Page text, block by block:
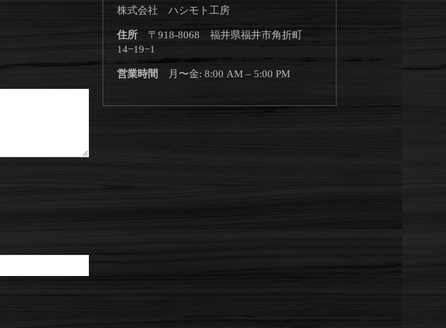
株式会社 ハシモト工房
住所 〒918-8068 福井県福井市角折町
14−19−1
営業時間 月〜金: 8:00 AM – 5:00 PM